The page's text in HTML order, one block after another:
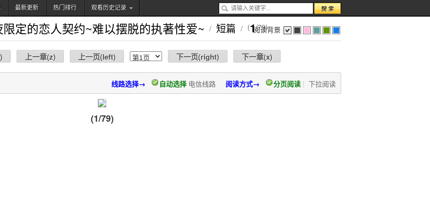
最新更新 热门排行 观看历史记录
阅读背景
色 灰 红 蓝 绿 蓝
定的恋人契约~难以摆脱的执著性爱~ / 短篇 / (1/79)
) 上一章(z) 上一页(left) 下一页(right) 下一章(x)
阅读方式→ 分页阅读 | 下拉阅读
线路选择→ 自动选择 电信线路
(1/79)